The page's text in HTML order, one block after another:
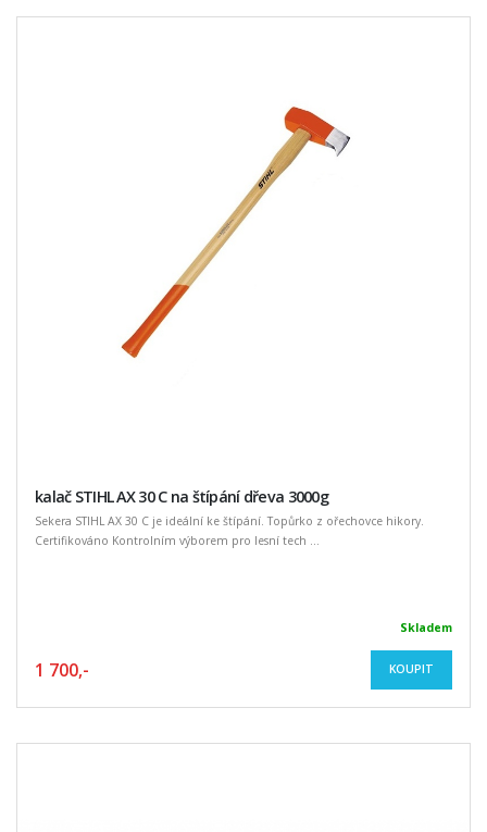
kalač STIHL AX 30 C na štípání dřeva 3000g
Sekera STIHL AX 30 C je ideální ke štípání. Topůrko z ořechovce hikory.
Certifikováno Kontrolním výborem pro lesní tech ...
Skladem
1 700,- KOUPIT